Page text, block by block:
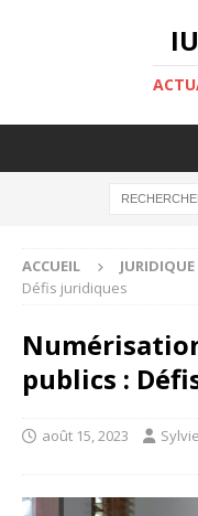
ACCUEIL JURIDIQUE
Défis juridiques
publics :
août 15, 2023